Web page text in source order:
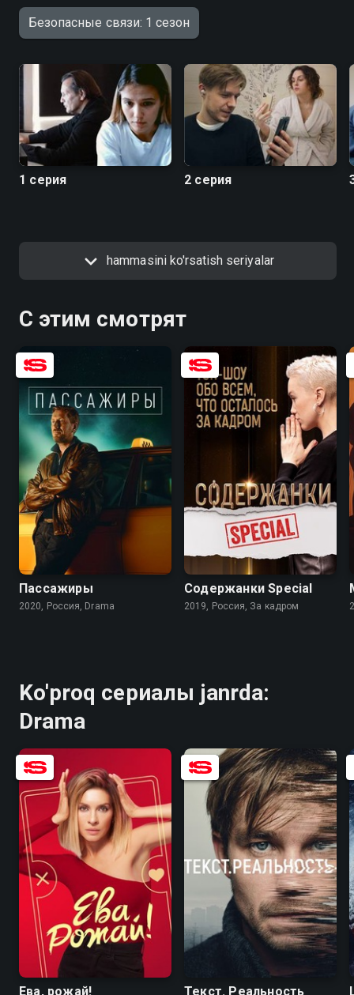
Безопасные связи: 1 сезон
1 серия 2 серия
hammasini ko'rsatish seriyalar
С этим смотрят
7.9 6.7
Пассажиры
2020, Россия, Drama
Содержанки Special
2019, Россия, За кадром
Ko'proq сериалы janrda:
Drama
7.1 6.2
Ева, рожай!
6.9 7.3
Текст. Реальность